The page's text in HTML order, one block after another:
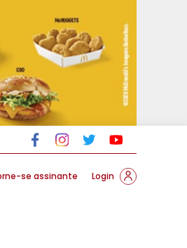
se assinante Login